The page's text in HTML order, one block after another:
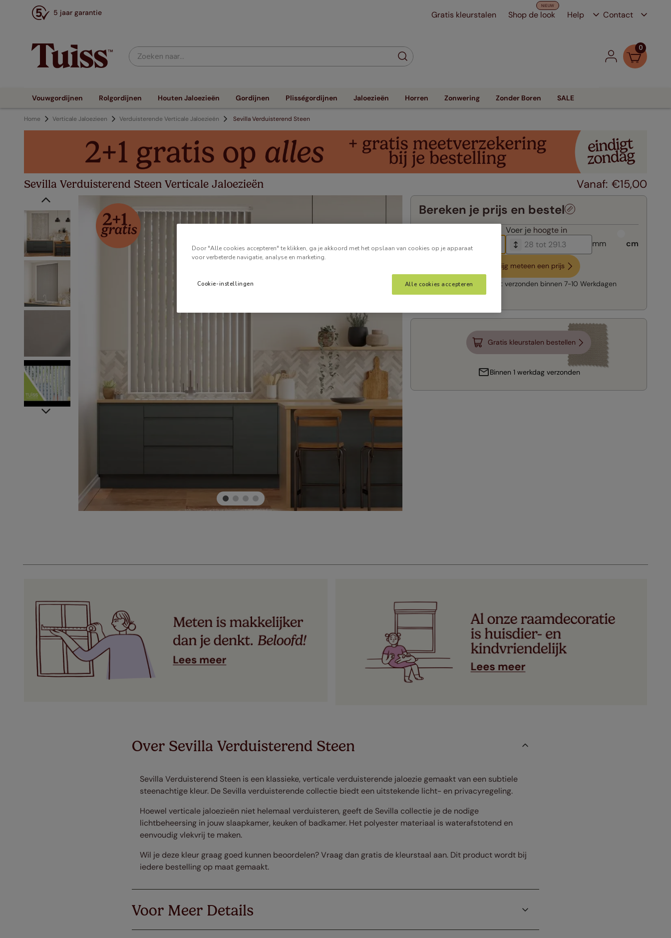
5 jaar garantie Gratis kleurstalen Shop de look Help Contact
Zoeken naar... 0
Vouwgordijnen Rolgordijnen Houten Jaloezieën Gordijnen Plisségordijnen Jaloezieën Horren Zonwering Zonder Boren SALE
Home Verticale Jaloezieen Verduisterende Verticale Jaloezieën Sevilla Verduisterend Steen
Sevilla Verduisterend Steen Verticale Jaloezieën €15,00
Bereken je prijs en bestel
Voer je hoogte in
mm
cm
Krijg meteen een prijs
Snelle levering: verzonden binnen 7-10 Werkdagen
Gratis kleurstalen bestellen
Binnen 1 werkdag verzonden
Over Sevilla Verduisterend Steen
Sevilla Verduisterend Steen is een klassieke, verticale verduisterende jaloezie gemaakt van een subtiele
steenachtige kleur. De Sevilla verduisterende collectie biedt een uitstekende licht- en privacyregeling.
Hoewel verticale jaloezieën niet helemaal verduisteren, geeft de Sevilla collectie je de nodige
lichtbeheersing in jouw slaapkamer, keuken of badkamer. Het polyester materiaal is waterafstotend en
eenvoudig vlekvrij te maken.
Wil je deze kleur graag goed kunnen beoordelen? Vraag dan gratis de kleurstaal aan. Dit product wordt bij
iedere bestelling op maat gemaakt.
Voor Meer Details
Door "Alle cookies accepteren" te klikken, ga je akkoord met het opslaan van cookies op je apparaat
voor verbeterde navigatie, analyse en marketing.
Cookie-instellingen Alle cookies accepteren